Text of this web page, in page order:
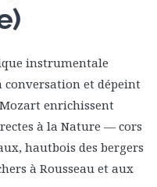
instrumentale
conversation et dépeint
enrichissent
à la Nature — cors
hautbois des bergers
à Rousseau et aux